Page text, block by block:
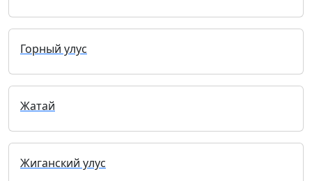
Горный улус
Жатай
Жиганский улус